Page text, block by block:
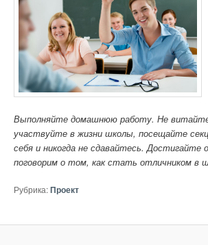
Выполняйте домашнюю работу. Не витайте
участвуйте в жизни школы, посещайте
себя и никогда не сдавайтесь.
поговорим о том, как стать отличником в
Рубрика:Проект